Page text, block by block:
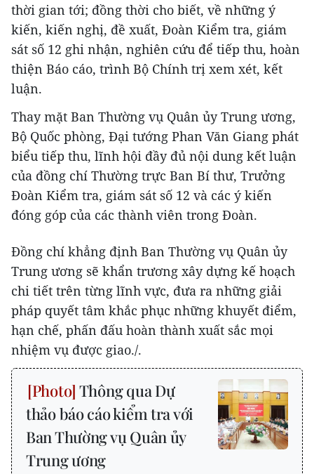
thời gian tới; đồng thời cho biết, về những ý
kiến, kiến nghị, đề xuất, Đoàn Kiểm tra, giám
sát số 12 ghi nhận, nghiên cứu để tiếp thu, hoàn
thiện Báo cáo, trình Bộ Chính trị xem xét, kết
luận.
Thay mặt Ban Thường vụ Quân ủy Trung ương,
Bộ Quốc phòng, Đại tướng Phan Văn Giang phát
biểu tiếp thu, lĩnh hội đầy đủ nội dung kết luận
của đồng chí Thường trực Ban Bí thư, Trưởng
Đoàn Kiểm tra, giám sát số 12 và các ý kiến
đóng góp của các thành viên trong Đoàn.
Đồng chí khẳng định Ban Thường vụ Quân ủy
Trung ương sẽ khẩn trương xây dựng kế hoạch
chi tiết trên từng lĩnh vực, đưa ra những giải
pháp quyết tâm khắc phục những khuyết điểm,
hạn chế, phấn đấu hoàn thành xuất sắc mọi
nhiệm vụ được giao./.
Thông qua Dự
thảo báo cáo kiểm tra với
Ban Thường vụ Quân ủy
Trung ương